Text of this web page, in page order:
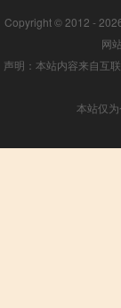
Copyright © 2012 -
网
声明：本站内容来自互
本站仅